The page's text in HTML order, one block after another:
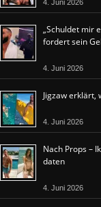
4. Juni 2026
„Schuldet mir
fordert sein
4. Juni 2026
Jigzaw
4. Juni 2026
Nach Props –
daten
4. Juni 2026